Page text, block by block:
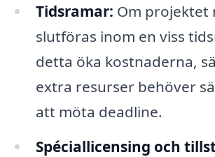
Tidsramar: Om projektet
slutföras inom en viss
detta öka kostnaderna,
extra resurser behöver
att möta deadline.
Spéciallicensing och